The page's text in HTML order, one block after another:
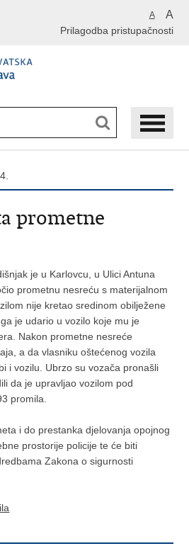
A A
Prilagodba pristupačnosti
prometne
je u Karlovcu, u Ulici Antuna
prometnu nesreću s materijalnom
nije kretao sredinom obilježene
je udario u vozilo koje mu je
Nakon prometne nesreće
a da vlasniku oštećenog vozila
i vozilu. Ubrzo su vozača pronašli
da je upravljao vozilom pod
promila.
i do prestanka djelovanja opojnog
prostorije policije te će biti
Zakona o sigurnosti